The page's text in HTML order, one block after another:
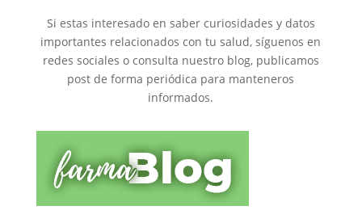
Si estas interesado en saber curiosidades y datos
importantes relacionados con tu salud, síguenos en
redes sociales o consulta nuestro blog, publicamos
post de forma periódica para manteneros
informados.